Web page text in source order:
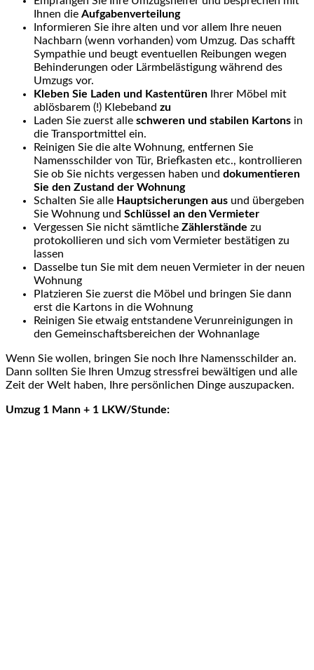
Ihnen die Aufgabenverteilung
Informieren Sie ihre alten und vor allem Ihre neuen
Nachbarn (wenn vorhanden) vom Umzug. Das schafft
Sympathie und beugt eventuellen Reibungen wegen
Behinderungen oder Lärmbelästigung während des
Umzugs vor.
Kleben Sie Laden und Kastentüren Ihrer Möbel mit
ablösbarem (!) Klebeband zu
Laden Sie zuerst alle schweren und stabilen Kartons in
die Transportmittel ein.
Reinigen Sie die alte Wohnung, entfernen Sie
Namensschilder von Tür, Briefkasten etc., kontrollieren
Sie ob Sie nichts vergessen haben und dokumentieren
Sie den Zustand der Wohnung
Schalten Sie alle Hauptsicherungen aus und übergeben
Sie Wohnung und Schlüssel an den Vermieter
Vergessen Sie nicht sämtliche Zählerstände zu
protokollieren und sich vom Vermieter bestätigen zu
lassen
Dasselbe tun Sie mit dem neuen Vermieter in der neuen
Wohnung
Platzieren Sie zuerst die Möbel und bringen Sie dann
erst die Kartons in die Wohnung
Reinigen Sie etwaig entstandene Verunreinigungen in
den Gemeinschaftsbereichen der Wohnanlage
Wenn Sie wollen, bringen Sie noch Ihre Namensschilder an.
Dann sollten Sie Ihren Umzug stressfrei bewältigen und alle
Zeit der Welt haben, Ihre persönlichen Dinge auszupacken.
Umzug 1 Mann + 1 LKW/Stunde: